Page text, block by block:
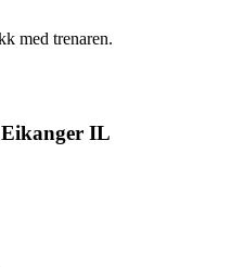
med trenaren.
IL